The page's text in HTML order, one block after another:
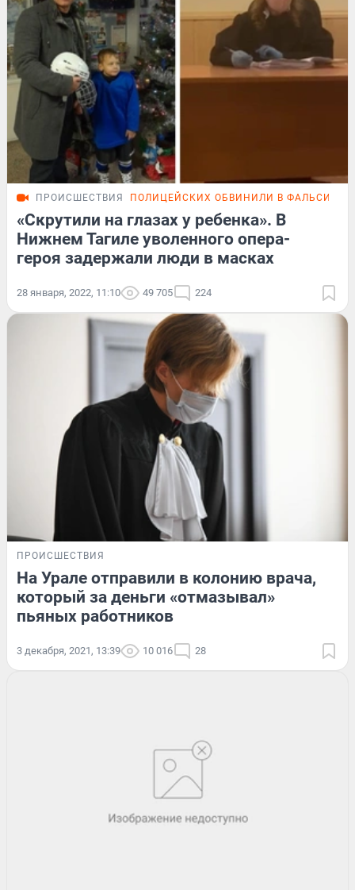
ПРОИСШЕСТВИЯ ПОЛИЦЕЙСКИХ ОБВИНИЛИ В
«Скрутили на глазах у ребенка». В
Нижнем Тагиле уволенного опера-
героя задержали люди в масках
28 января, 2022, 11:10 49 705 224
ПРОИСШЕСТВИЯ
На Урале отправили в колонию врача,
который за деньги «отмазывал»
пьяных работников
3 декабря, 2021, 13:39 10 016 28